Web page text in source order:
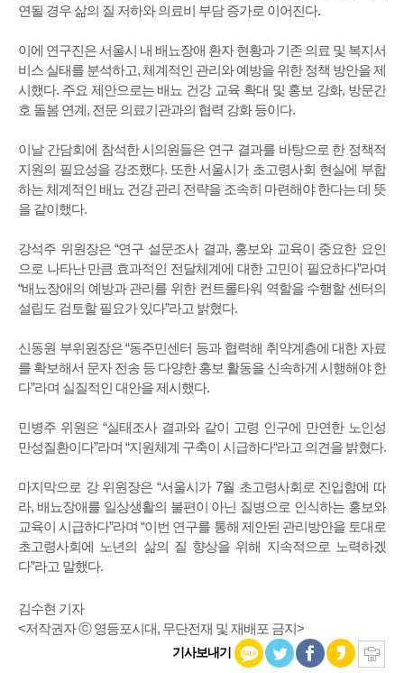
연될 경우 삶의 질 저하와 의료비 부담 증가로 이어진다.
이에 연구진은 서울시 내 배뇨장애 환자 현황과 기존 의료 및 복지서
비스 실태를 분석하고, 체계적인 관리와 예방을 위한 정책 방안을 제
시했다. 주요 제안으로는 배뇨 건강 교육 확대 및 홍보 강화, 방문간
호 돌봄 연계, 전문 의료기관과의 협력 강화 등이다.
이날 간담회에 참석한 시의원들은 연구 결과를 바탕으로 한 정책적
지원의 필요성을 강조했다. 또한 서울시가 초고령사회 현실에 부합
하는 체계적인 배뇨 건강 관리 전략을 조속히 마련해야 한다는 데 뜻
을 같이했다.
강석주 위원장은 “연구 설문조사 결과, 홍보와 교육이 중요한 요인
으로 나타난 만큼 효과적인 전달체계에 대한 고민이 필요하다”라며
“배뇨장애의 예방과 관리를 위한 컨트롤타워 역할을 수행할 센터의
설립도 검토할 필요가 있다”라고 밝혔다.
신동원 부위원장은 “동주민센터 등과 협력해 취약계층에 대한 자료
를 확보해서 문자 전송 등 다양한 홍보 활동을 신속하게 시행해야 한
다”라며 실질적인 대안을 제시했다.
민병주 위원은 “실태조사 결과와 같이 고령 인구에 만연한 노인성
만성질환이다”라며 “지원체계 구축이 시급하다“라고 의견을 밝혔다.
마지막으로 강 위원장은 “서울시가 7월 초고령사회로 진입함에 따
라, 배뇨장애를 일상생활의 불편이 아닌 질병으로 인식하는 홍보와
교육이 시급하다”라며 “이번 연구를 통해 제안된 관리방안을 토대로
초고령사회에 노년의 삶의 질 향상을 위해 지속적으로 노력하겠
다”라고 말했다.
김수현 기자
<저작권자 ⓒ 영등포시대, 무단전재 및 재배포 금지>
기사보내기